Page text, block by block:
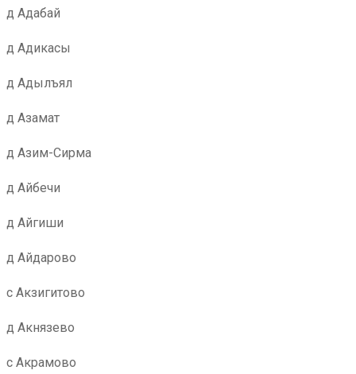
д Адабай
д Адикасы
д Адылъял
д Азамат
д Азим-Сирма
д Айбечи
д Айгиши
д Айдарово
с Акзигитово
д Акнязево
с Акрамово